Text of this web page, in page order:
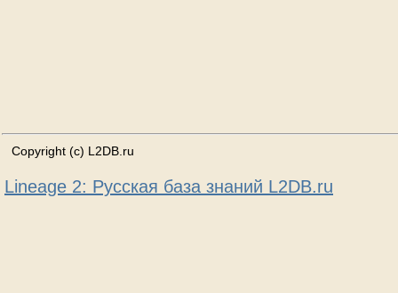
Copyright (c) L2DB.ru
Lineage 2: Русская база знаний L2DB.ru